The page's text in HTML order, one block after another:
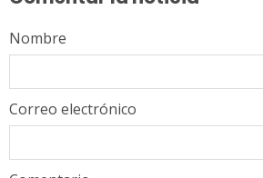
Nombre
Correo electrónico